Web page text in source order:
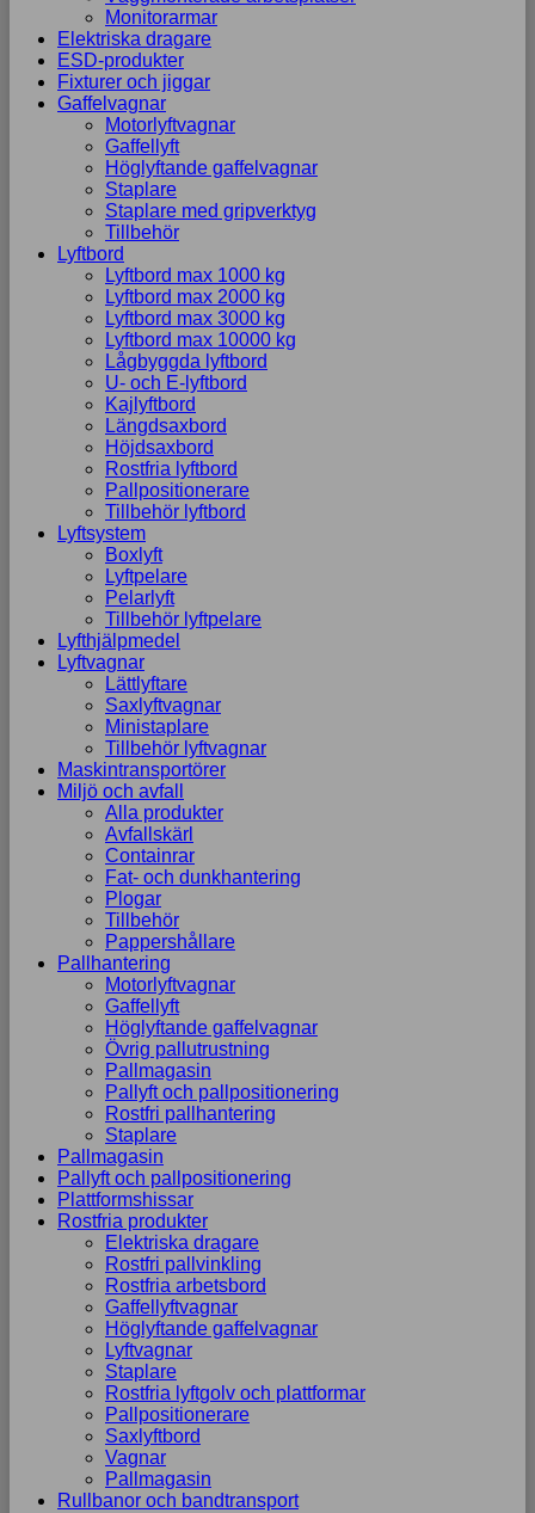
Monitorarmar
Elektriska dragare
ESD-produkter
Fixturer och jiggar
Gaffelvagnar
Motorlyftvagnar
Gaffellyft
Höglyftande gaffelvagnar
Staplare
Staplare med gripverktyg
Tillbehör
Lyftbord
Lyftbord max 1000 kg
Lyftbord max 2000 kg
Lyftbord max 3000 kg
Lyftbord max 10000 kg
Lågbyggda lyftbord
U- och E-lyftbord
Kajlyftbord
Längdsaxbord
Höjdsaxbord
Rostfria lyftbord
Pallpositionerare
Tillbehör lyftbord
Lyftsystem
Boxlyft
Lyftpelare
Pelarlyft
Tillbehör lyftpelare
Lyfthjälpmedel
Lyftvagnar
Lättlyftare
Saxlyftvagnar
Ministaplare
Tillbehör lyftvagnar
Maskintransportörer
Miljö och avfall
Alla produkter
Avfallskärl
Containrar
Fat- och dunkhantering
Plogar
Tillbehör
Pappershållare
Pallhantering
Motorlyftvagnar
Gaffellyft
Höglyftande gaffelvagnar
Övrig pallutrustning
Pallmagasin
Pallyft och pallpositionering
Rostfri pallhantering
Staplare
Pallmagasin
Pallyft och pallpositionering
Plattformshissar
Rostfria produkter
Elektriska dragare
Rostfri pallvinkling
Rostfria arbetsbord
Gaffellyftvagnar
Höglyftande gaffelvagnar
Lyftvagnar
Staplare
Rostfria lyftgolv och plattformar
Pallpositionerare
Saxlyftbord
Vagnar
Pallmagasin
Rullbanor och bandtransport